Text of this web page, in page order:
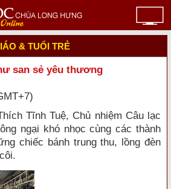
& TUỔI TRẺ
san sẻ yêu thương
Tĩnh Tuệ, Chủ nhiệm Câu lạc
ngại khó nhọc cùng các thành
chiếc bánh trung thu, lồng đèn